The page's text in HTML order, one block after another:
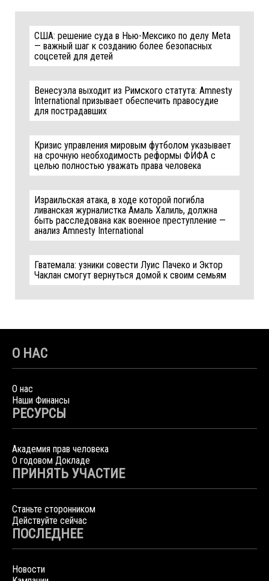
США: решение суда в Нью-Мексико по делу Meta
— важный шаг к созданию более безопасных
соцсетей для детей
Венесуэла выходит из Римского статута: Amnesty
International призывает обеспечить правосудие
для пострадавших
Кризис управления мировым футболом указывает
на срочную необходимость реформы ФИФА с
целью полностью уважать права человека
Израильская атака, в ходе которой погибла
ливанская журналистка Амаль Халиль, должна
быть расследована как военное преступление —
анализ Amnesty International
Гватемала: узники совести Луис Пачеко и Эктор
Чаклан смогут вернуться домой к своим семьям
О НАС
О нас
Наши Финансы
РЕСУРСЫ
Академия прав человека
О годовом Докладе
ПРИНЯТЬ УЧАСТИЕ
Станьте сторонником
Действуйте сейчас
ПОСЛЕДНЕЕ
Новости